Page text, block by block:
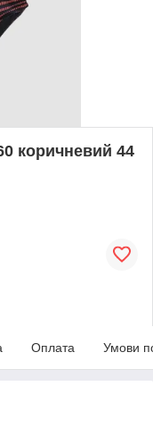
коричневий 44
Оплата Умови